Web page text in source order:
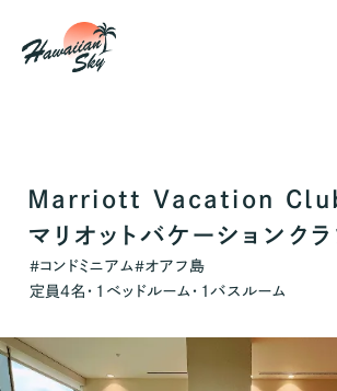
Marriott Vacation
マリオットバケーションク
#コンドミニアム#オアフ島
定員4名・ 1 ベッドルーム・ 1バスルーム